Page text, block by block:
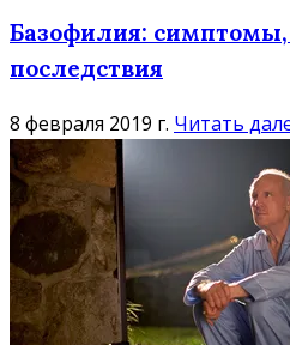
Базофилия:
последствия
8 февраля 2019 г. Читать